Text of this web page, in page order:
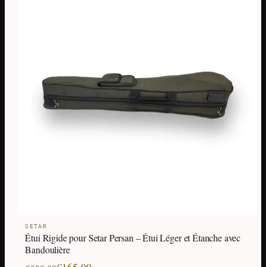
SETAR
Étui Rigide pour Setar Persan – Étui Léger et Étanche avec
Bandoulière